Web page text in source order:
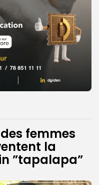
femmes
la
”tapalapa”